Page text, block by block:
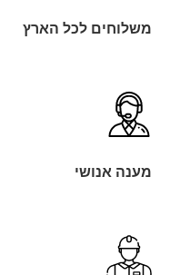
משלוחים לכל הארץ
מענה אנושי